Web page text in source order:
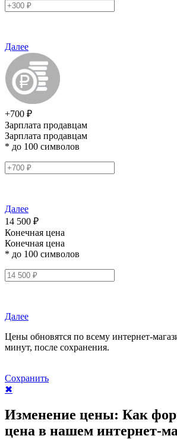
Далее
+700 ₽
Зарплата продавцам
Зарплата продавцам
* до 100 символов
Далее
14 500 ₽
Конечная цена
Конечная цена
* до 100 символов
Далее
Цены обновятся по всему интернет-
минут, после сохранения.
Сохранить
✖
Изменение цены: Как
цена в нашем интернет-